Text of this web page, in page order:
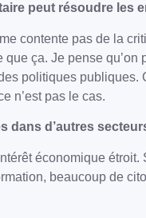
peut résoudre les
contente pas de la
ça. Je pense
politiques publiques.
n’est pas le cas.
dans d’autres
économique
beaucoup de